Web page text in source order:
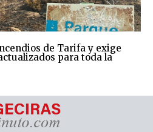
de Tarifa y exige
para toda la